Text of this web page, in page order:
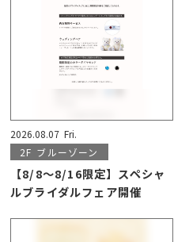
2026.08.07 Fri.
2F ブルーゾーン
【8/8〜8/16限定】スペシャ
ルブライダルフェア開催